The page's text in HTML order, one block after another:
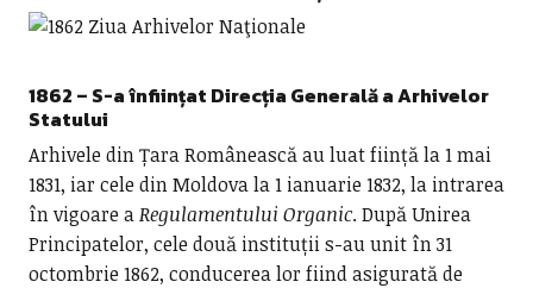
1862 – S-a înființat Direcția Generală a Arhivelor
Statului
Arhivele din Țara Românească au luat ființă la 1 mai
1831, iar cele din Moldova la 1 ianuarie 1832, la intrarea
în vigoare aRegulamentului Organic. După Unirea
Principatelor, cele două instituții s-au unit în 31
octombrie 1862, conducerea lor fiind asigurată de